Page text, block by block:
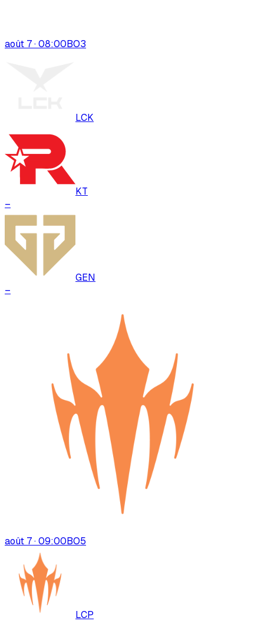
août 7 · 08:00BO3
LCK
KT
–
GEN
–
août 7 · 09:00BO5
LCP